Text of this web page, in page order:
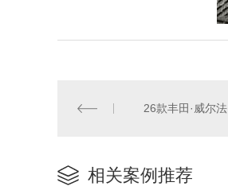
26款丰田·威尔法
相关案例推荐